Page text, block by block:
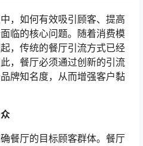
，如何有效吸引顾客、提高
临的核心问题。随着消费模
，传统的餐厅引流方式已经
，餐厅必须通过创新的引流
牌知名度，从而增强客户黏
餐厅的目标顾客群体。餐厅